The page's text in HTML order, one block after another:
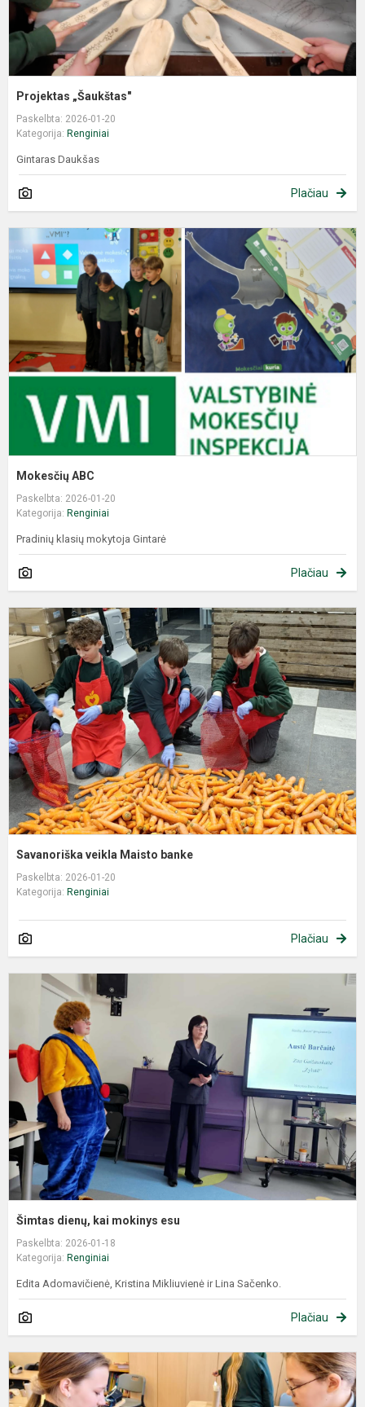
Projektas „Šaukštas"
Paskelbta: 2026-01-20
Kategorija: Renginiai
Gintaras Daukšas
Plačiau
Mokesčių ABC
Paskelbta: 2026-01-20
Kategorija: Renginiai
Pradinių klasių mokytoja Gintarė
Plačiau
Savanoriška veikla Maisto banke
Paskelbta: 2026-01-20
Kategorija: Renginiai
Plačiau
Šimtas dienų, kai mokinys esu
Paskelbta: 2026-01-18
Kategorija: Renginiai
Edita Adomavičienė, Kristina Mikliuvienė ir Lina Sačenko.
Plačiau